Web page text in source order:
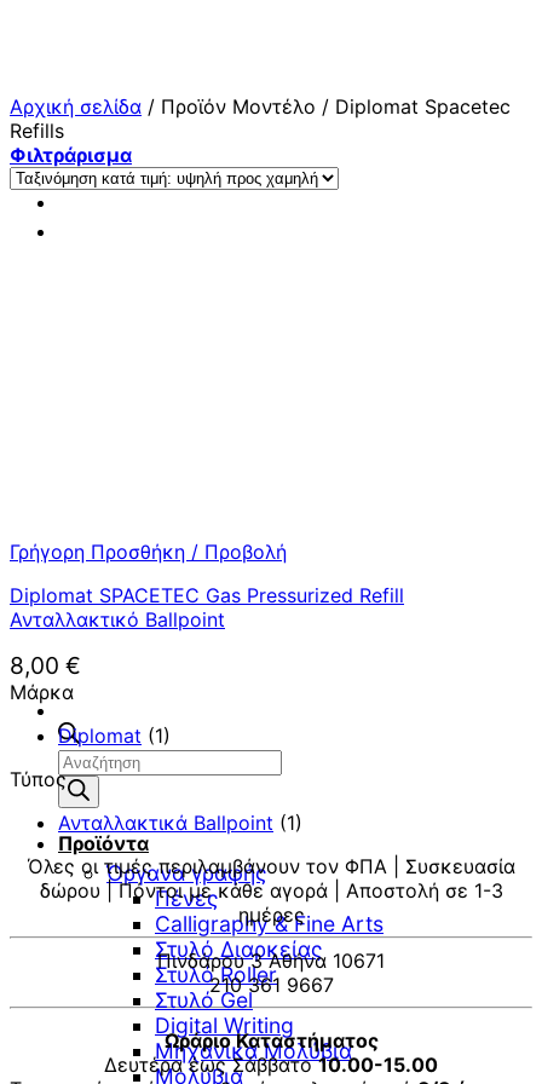
Αναζήτηση
προϊόντων
Προϊόντα
Όργανα γραφής
Πένες
Calligraphy & Fine Arts
Στυλό Διαρκείας
Στυλό Roller
Στυλό Gel
Digital Writing
Μηχανικά Μολύβια
Μολύβια
Αρχική σελίδα / Προϊόν Μοντέλο / Diplomat Spacetec
Refills
Φιλτράρισμα
Γρήγορη Προσθήκη / Προβολή
Diplomat SPACETEC Gas Pressurized Refill
Ανταλλακτικό Ballpoint
8,00 €
Μάρκα
Diplomat (1)
Τύπος
Ανταλλακτικά Ballpoint (1)
Όλες οι τιμές περιλαμβάνουν τον ΦΠΑ | Συσκευασία
δώρου | Πόντοι με κάθε αγορά | Αποστολή σε 1-3
ημέρες
Πινδάρου 3 Αθήνα 10671
210 361 9667
Ωράριο Καταστήματος
Δευτέρα έως Σάββατο10.00-15.00